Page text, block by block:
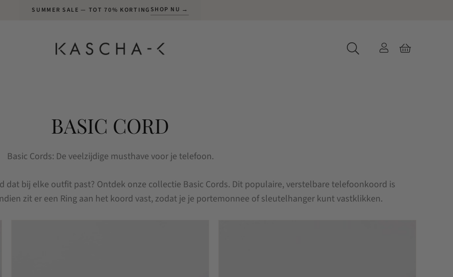
SUMMER SALE — TOT 70% KORTING SHOP NU →
BASIC CORD
Basic Cords: De veelzijdige musthave voor je telefoon.
bij elke outfit past? Ontdek onze collectie Basic Cords. Dit populaire, verstelbare telefoonkoord is
zit er een Ring aan het koord vast, zodat je je portemonnee of sleutelhanger kunt vastklikken.